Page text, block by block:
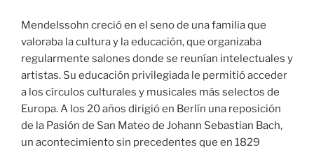
Mendelssohn creció en el seno de una familia que
valoraba la cultura y la educación, que organizaba
regularmente salones donde se reunían intelectuales y
artistas. Su educación privilegiada le permitió acceder
a los círculos culturales y musicales más selectos de
Europa. A los 20 años dirigió en Berlín una reposición
de la Pasión de San Mateo de Johann Sebastian Bach,
un acontecimiento sin precedentes que en 1829